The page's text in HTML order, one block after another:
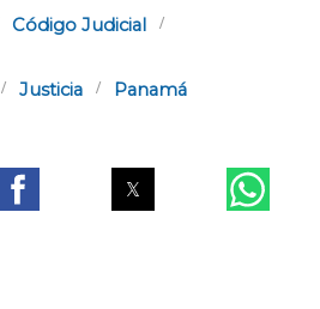
Código Judicial
Justicia Panamá